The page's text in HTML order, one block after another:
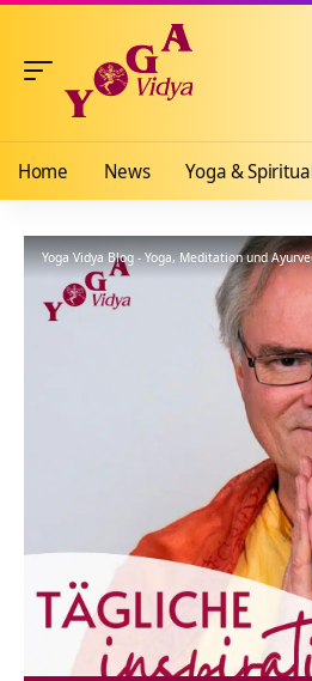
Home News Yoga &
Yoga Vidya Blog - Yoga, Meditation und